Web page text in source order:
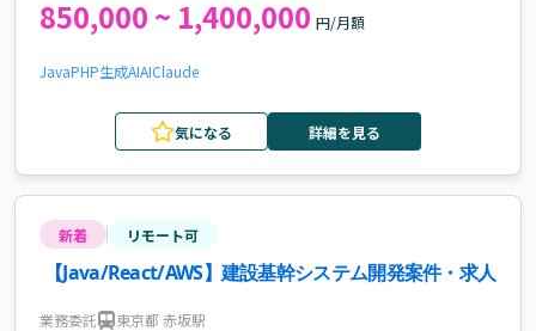
850,000 ~ 1,400,000 円/月額
JavaPHP生成AIAIClaude
気になる 詳細を見る
新着 リモート可
【Java/React/AWS】建設基幹システム開発案件・求人
業務委託 東京都 赤坂駅